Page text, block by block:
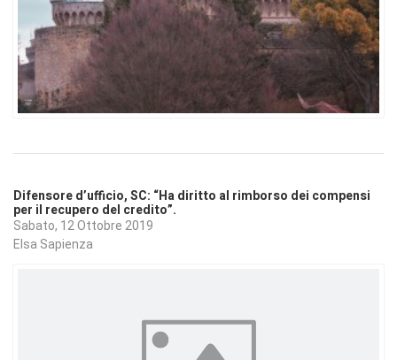
Difensore d’ufficio, SC: “Ha diritto al rimborso dei compensi
per il recupero del credito”.
Sabato, 12 Ottobre 2019
Elsa Sapienza